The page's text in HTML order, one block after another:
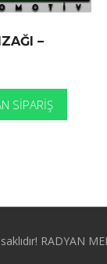
–
SIPARIŞ
RADYAN